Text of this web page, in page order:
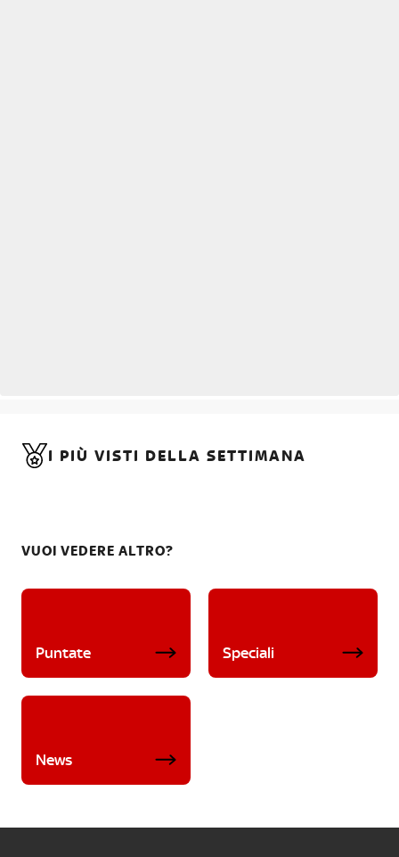
I PIÙ VISTI DELLA SETTIMANA
VUOI VEDERE ALTRO?
Puntate Speciali
News